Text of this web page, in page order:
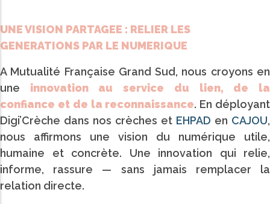
UNE VISION PARTAGEE : RELIER LES
GENERATIONS PAR LE NUMERIQUE
A Mutualité Française Grand Sud, nous croyons en
une innovation au service du lien, de la
confiance et de la reconnaissance. En déployant
Digi’Crèche dans nos crèches et EHPAD en CAJOU,
nous affirmons une vision du numérique utile,
humaine et concrète. Une innovation qui relie,
informe, rassure — sans jamais remplacer la
relation directe.